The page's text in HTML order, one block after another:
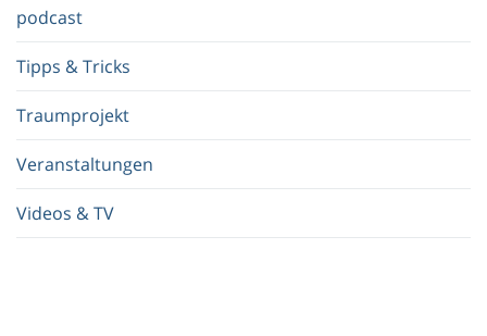
.podcast
Tipps & Tricks
Traumprojekt
Veranstaltungen
Videos & TV